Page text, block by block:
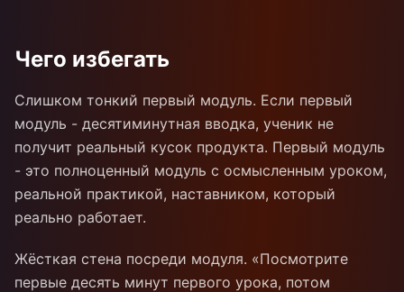
Чего избегать
Слишком тонкий первый модуль. Если первый
модуль - десятиминутная вводка, ученик не
получит реальный кусок продукта. Первый модуль
- это полноценный модуль с осмысленным уроком,
реальной практикой, наставником, который
реально работает.
Жёсткая стена посреди модуля. «Посмотрите
первые десять минут первого урока, потом